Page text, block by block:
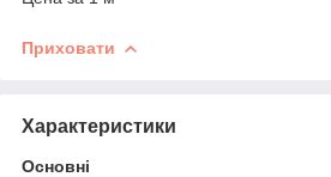
Приховати
Характеристики
Основні